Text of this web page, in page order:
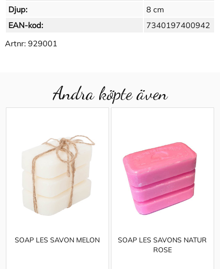
Djup:
8 cm
EAN-kod:
7340197400942
Artnr: 929001
Andra köpte även
SOAP LES SAVON MELON
SOAP LES SAVONS NATUR
ROSE